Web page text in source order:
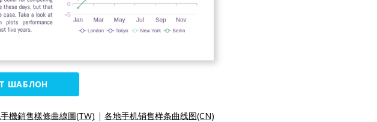
ШАБЛОН
機銷售樣條曲線圖(TW) | 各地手机销售样条曲线图(CN)